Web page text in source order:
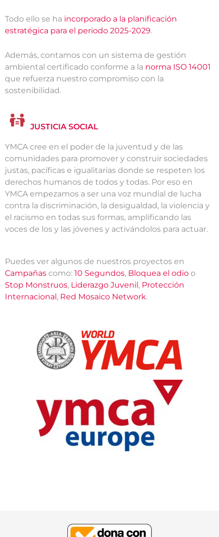
Todo ello se ha incorporado a la planificación
estratégica para el periodo 2025-2029.
Además, contamos con un sistema de gestión
ambiental certificado conforme a la norma ISO 14001
que refuerza nuestro compromiso con la
sostenibilidad.
JUSTICIA SOCIAL
YMCA cree en el poder de la juventud y de las
comunidades para promover y construir sociedades
justas, pacíficas e igualitarias donde se respeten los
derechos humanos de todos y todas. Por eso en
YMCA empezamos a ser una voz mundial de lucha
contra la discriminación, la desigualdad, la violencia y
el racismo en todas sus formas, amplificando las
voces de los y las jóvenes y activándolos para actuar.
Puedes ver algunos de nuestros proyectos en
Campañas como: 10 Segundos, Bloquea el odio o
Stop Monstruos, Liderazgo Juvenil, Protección
Internacional, Red Mosaico Network.